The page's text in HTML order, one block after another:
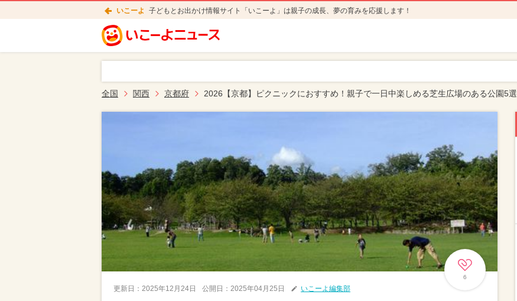
いこーよ 子どもとお出かけ情報サイト「いこーよ」は親子の成長、夢の育みを応援します！
全国 関西 京都府 2026【京都】ピクニックにおすすめ！親子で一日中楽しめる芝生広場のある公園5選
6
更新日： 2025年12月24日 公開日： 2025年04月25日 いこーよ編集部